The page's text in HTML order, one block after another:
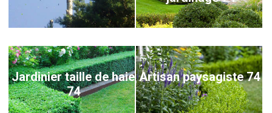
Jardinier taille de haie
74
Artisan paysagiste 74